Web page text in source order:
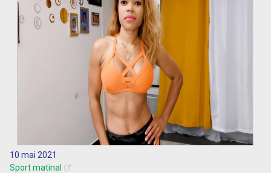
10 mai 2021
Sport matinal